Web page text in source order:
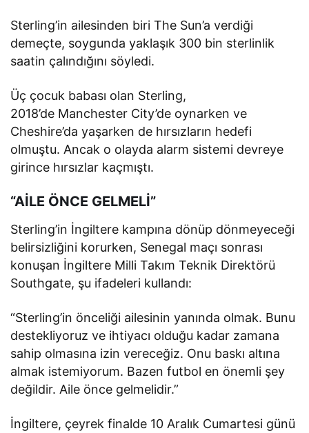
Sterling’in ailesinden biri The Sun’a verdiği
demeçte, soygunda yaklaşık 300 bin sterlinlik
saatin çalındığını söyledi.
Üç çocuk babası olan Sterling,
2018’de Manchester City’de oynarken ve
Cheshire’da yaşarken de hırsızların hedefi
olmuştu. Ancak o olayda alarm sistemi devreye
girince hırsızlar kaçmıştı.
“AİLE ÖNCE GELMELİ”
Sterling’in İngiltere kampına dönüp dönmeyeceği
belirsizliğini korurken, Senegal maçı sonrası
konuşan İngiltere Milli Takım Teknik Direktörü
Southgate, şu ifadeleri kullandı:
“Sterling’in önceliği ailesinin yanında olmak. Bunu
destekliyoruz ve ihtiyacı olduğu kadar zamana
sahip olmasına izin vereceğiz. Onu baskı altına
almak istemiyorum. Bazen futbol en önemli şey
değildir. Aile önce gelmelidir.”
İngiltere, çeyrek finalde 10 Aralık Cumartesi günü